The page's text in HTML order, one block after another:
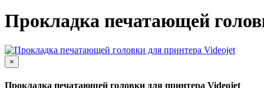
Прокладка печатающей
×
Прокладка печатающей головки для принтера Videojet